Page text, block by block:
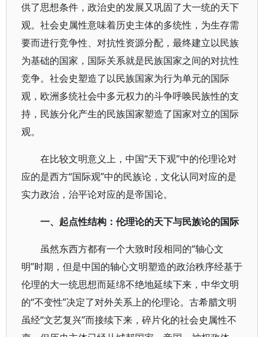
供了思想条件，政治史的发展又巩固了大一统的天下
观。社会史属性意味着历史主体的多统性，为生存需
要而进行竞争性、对抗性资源分配，最终建立以民族
为基础的国家，国际关系就是民族国家之间的对抗性
竞争。社会史塑造了以民族国家为行为单元的国际
观，欧洲多统社会中多元权力的斗争呼唤民族性的支
持，民族分化产生的民族国家塑造了国家对立的国际
观。
在比较文明意义上，中国“天下观”中的伦理论对
应的是西方“国际观”中的民族论，文化认同对应的是
实力政治，治平论对应的是帝国论。
一、起点性结构：伦理论的天下与民族论的国际
虽然东西方都有一个大致时段相同的“轴心文
明”时期，但是中国的轴心文明塑造的政治秩序经基于
伦理的大一统思想而延绵不绝地延续下来，中华文明
的“不变性”决定了对外关系上的伦理论。古希腊文明
虽经“文艺复兴”而接续下来，碎片化的社会史属性不